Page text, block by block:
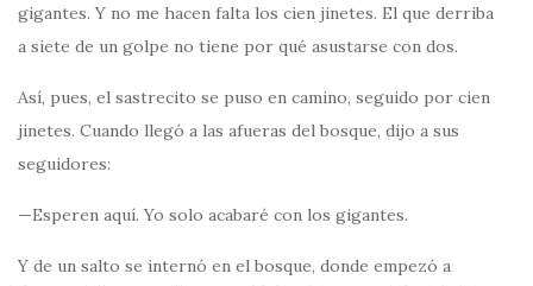
gigantes. Y no me hacen falta los cien jinetes. El que derriba
a siete de un golpe no tiene por qué asustarse con dos.
Así, pues, el sastrecito se puso en camino, seguido por cien
jinetes. Cuando llegó a las afueras del bosque, dijo a sus
seguidores:
—Esperen aquí. Yo solo acabaré con los gigantes.
Y de un salto se internó en el bosque, donde empezó a